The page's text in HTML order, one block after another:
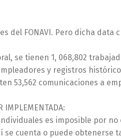
del FONAVI. Pero dicha
se tienen 1, 068,802
y registros
53,562 comunicaciones a
IMPLEMENTADA:
es imposible por
se cuenta o puede obtenerse